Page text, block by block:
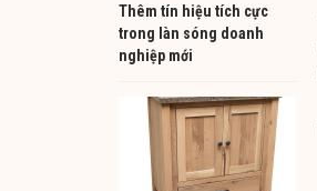
Thêm tín hiệu tích cực
trong làn sóng doanh
nghiệp mới